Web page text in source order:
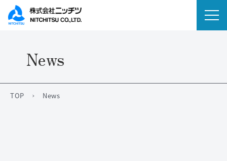
事業内容
TOP News
News